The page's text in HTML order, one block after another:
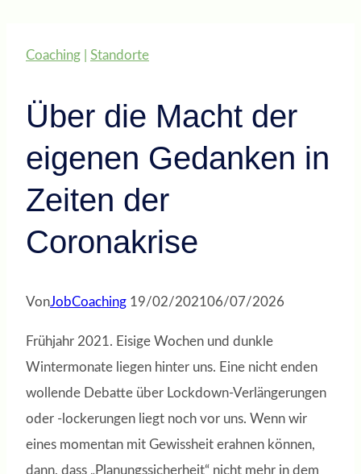
Coaching Standorte
Über die Macht der
eigenen Gedanken in
Zeiten der
Coronakrise
VonJobCoaching 19/02/202106/07/2026
Frühjahr 2021. Eisige Wochen und dunkle
Wintermonate liegen hinter uns. Eine nicht enden
wollende Debatte über Lockdown-Verlängerungen
oder -lockerungen liegt noch vor uns. Wenn wir
eines momentan mit Gewissheit erahnen können,
dann, dass „Planungssicherheit“ nicht mehr in dem